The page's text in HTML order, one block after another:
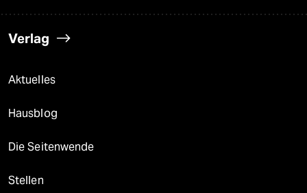
Verlag
Aktuelles
Hausblog
Die Seitenwende
Stellen